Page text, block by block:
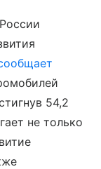
54,2
не только